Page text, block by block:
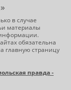
в случае
материалы
обязательна
главную страницу
правда -